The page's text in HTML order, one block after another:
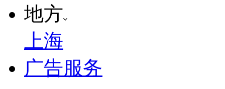
地方
上海
广告服务